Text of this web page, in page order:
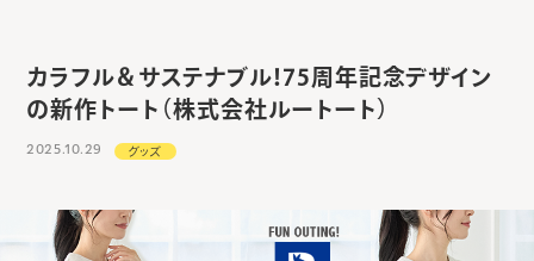
カラフル＆サステナブル！75周年記念デザイン
の新作トート（株式会社ルートート）
2025.10.29 グッズ